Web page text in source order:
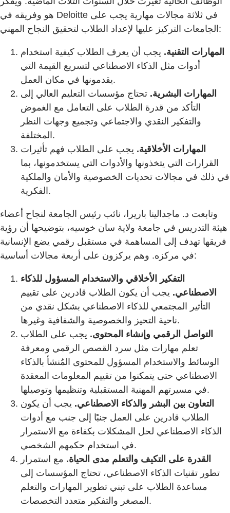
هو وفريقه في Deloitte في ثلاثة مجالات مهارية يجب على
الجامعات التركيز عليها لإعداد الطلاب لتحقيق النجاح المهني:
المهارات التقنية. يجب أن يعرف الطلاب كيفية استخدام
أدوات مثل الذكاء الاصطناعي لتسريع القيمة التي
يقدمونها في مكان العمل.
المهارات البشرية. تحتاج مؤسسات التعليم العالي إلى
التأكد من قدرة الطلاب على التعامل مع الغموض
والتفكير النقدي والاجتماعي وتجميع وجهات النظر
المختلفة.
المهارات الأخلاقية. يجب على الطلاب فهم تأثيرات
القرارات التي يتخذونها والأدوات التي يستخدمونها، بما
في ذلك في مجالات تحديات الخصوصية والأمان والملكية
الفكرية.
وتابعت د. ماجدالينا باريرا، نائب رئيس الجامعة لنجاح أعضاء
هيئة التدريس في جامعة ولاية سان خوسيه، بتوضيحها أن رؤية
فريقها تهدف إلى المساهمة في مستقبل رقمي يضع الإنسانية
في مركزه. وهم يركزون على أربعة مجالات أساسية:
التفكير الأخلاقي والاستخدام المسؤول للذكاء
الاصطناعي. يجب أن يكون الطلاب قادرين على تقييم
التأثير المجتمعي للذكاء الاصطناعي بشكل نقدي من
ناحية التحيز والخصوصية والشفافية وغيرها.
التواصل الرقمي وإنشاء المحتوى. يجب على الطلاب
تعلم مهارات مثل سرد القصص الرقمي ومعرفة
الوسائط والاستخدام المسؤول للمحتوى المُنشأ بالذكاء
الاصطناعي حتى يتمكنوا من تقييم المعلومات المعقدة
في مسيرتهم المهنية المستقبلية وتنظيمها وتوصيلها.
التعاون بين البشر والذكاء الاصطناعي. يجب أن يكون
الطلاب قادرين على العمل جنبًا إلى جنب مع أدوات
الذكاء الاصطناعي لحل المشكلات بكفاءة مع الاستمرار
في استخدام حكمهم الشخصي.
القدرة على التكيف والتعلم مدى الحياة. مع استمرار
تطور تقنيات الذكاء الاصطناعي، تحتاج المؤسسات إلى
مساعدة الطلاب على تبني تطوير المهارات والتعلم
المصغر والتفكير متعدد التخصصات.